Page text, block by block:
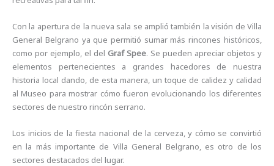
Con la apertura de la nueva sala se amplió también la visión de Villa
General Belgrano ya que permitió sumar más rincones históricos,
como por ejemplo, el del Graf Spee. Se pueden apreciar objetos y
elementos pertenecientes a grandes hacedores de nuestra
historia local dando, de esta manera, un toque de calidez y calidad
al Museo para mostrar cómo fueron evolucionando los diferentes
sectores de nuestro rincón serrano.
Los inicios de la fiesta nacional de la cerveza, y cómo se convirtió
en la más importante de Villa General Belgrano, es otro de los
sectores destacados del lugar.